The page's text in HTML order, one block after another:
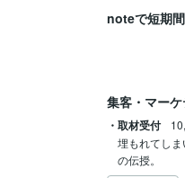
noteで短期
集客・マー
・取材受付
埋もれてし
の伝授。